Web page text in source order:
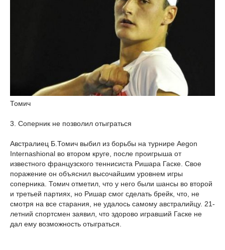
Томич
3. Соперник не позволил отыграться
Австралиец Б.Томич выбил из борьбы на турнире Aegon
Internashional во втором круге, после проигрыша от
известного французского теннисиста Ришара Гаске. Свое
поражение он объяснил высочайшим уровнем игры
соперника. Томич отметил, что у него были шансы во второй
и третьей партиях, но Ришар смог сделать брейк, что, не
смотря на все старания, не удалось самому австралийцу. 21-
летний спортсмен заявил, что здорово игравший Гаске не
дал ему возможность отыграться.